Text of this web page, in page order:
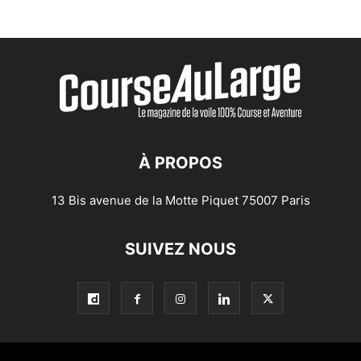
À PROPOS
13 Bis avenue de la Motte Piquet 75007 Paris
SUIVEZ NOUS